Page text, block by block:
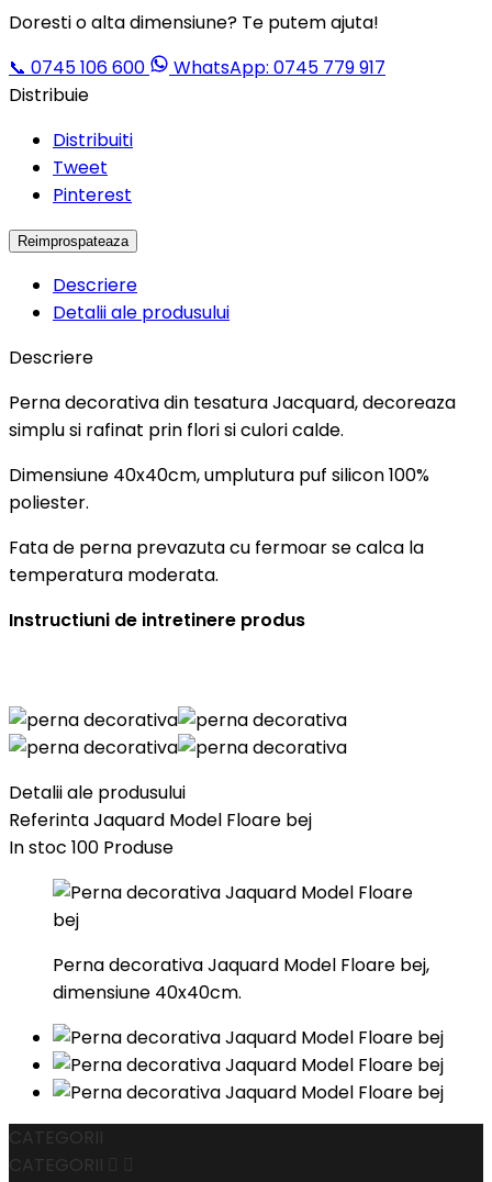
Doresti o alta dimensiune? Te putem ajuta!
📞 0745 106 600
WhatsApp: 0745 779 917
Distribuie
Distribuiti
Tweet
Pinterest
Descriere
Detalii ale produsului
Descriere
Perna decorativa din tesatura Jacquard, decoreaza
simplu si rafinat prin flori si culori calde.
Dimensiune 40x40cm, umplutura puf silicon 100%
poliester.
Fata de perna prevazuta cu fermoar se calca la
temperatura moderata.
Instructiuni de intretinere produs
Detalii ale produsului
ReferintaJaquard Model Floare bej
In stoc 100 Produse
Perna decorativa Jaquard Model Floare bej,
dimensiune 40x40cm.
CATEGORII
CATEGORII